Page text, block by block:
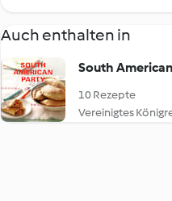
Auch enthalten in
South
10 Rezepte
Vereinigtes